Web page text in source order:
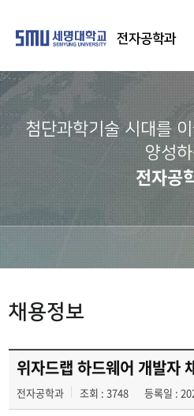
전자공학과
첨단과학기술 시대를
양성
전자공
채용정보
위자드랩 하드웨어 개발자
전자공학과 조회 : 3748 등록일 :